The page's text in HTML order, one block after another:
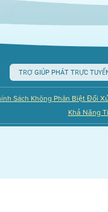
TRỢ GIÚP PHÁT TRỰC
Sách Không Phân Biệt Đối
Khả Năng